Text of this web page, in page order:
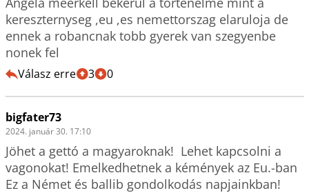
kereszternyseg ,eu ,es nemettorszag elaruloja de
ennek a robancnak tobb gyerek van szegyenbe
nonek fel
Válasz erre 3 0
bigfater73
2024. január 30. 17:10
Jöhet a gettó a magyaroknak!  Lehet kapcsolni a
vagonokat! Emelkedhetnek a kémények az Eu.-ban
Ez a Német és ballib gondolkodás napjainkban!